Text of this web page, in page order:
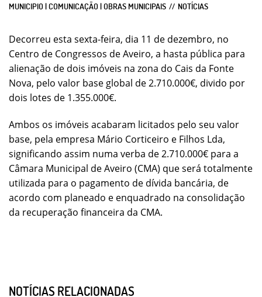
MUNICIPIO | COMUNICAÇÃO | OBRAS MUNICIPAIS NOTÍCIAS
Decorreu esta sexta-feira, dia 11 de dezembro, no
Centro de Congressos de Aveiro, a hasta pública para
alienação de dois imóveis na zona do Cais da Fonte
Nova, pelo valor base global de 2.710.000€, divido por
dois lotes de 1.355.000€.
Ambos os imóveis acabaram licitados pelo seu valor
base, pela empresa Mário Corticeiro e Filhos Lda,
significando assim numa verba de 2.710.000€ para a
Câmara Municipal de Aveiro (CMA) que será totalmente
utilizada para o pagamento de dívida bancária, de
acordo com planeado e enquadrado na consolidação
da recuperação financeira da CMA.
NOTÍCIAS RELACIONADAS